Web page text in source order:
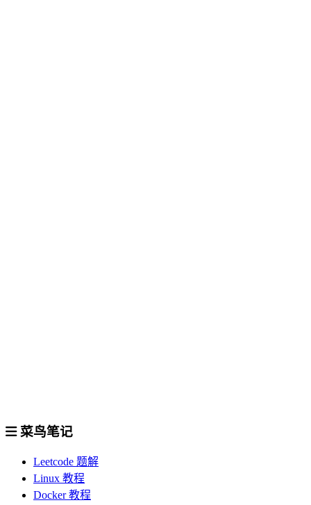
菜鸟笔记
Leetcode 题解
Linux 教程
Docker 教程